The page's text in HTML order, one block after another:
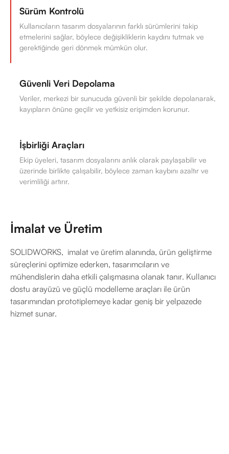
Sürüm Kontrolü
Kullanıcıların tasarım dosyalarının farklı sürümlerini takip
etmelerini sağlar, böylece değişikliklerin kaydını tutmak ve
gerektiğinde geri dönmek mümkün olur.
Güvenli Veri Depolama
Veriler, merkezi bir sunucuda güvenli bir şekilde depolanarak,
kayıpların önüne geçilir ve yetkisiz erişimden korunur.
İşbirliği Araçları
Ekip üyeleri, tasarım dosyalarını anlık olarak paylaşabilir ve
üzerinde birlikte çalışabilir, böylece zaman kaybını azaltır ve
verimliliği artırır.
İmalat ve Üretim
SOLIDWORKS, imalat ve üretim alanında, ürün geliştirme
süreçlerini optimize ederken, tasarımcıların ve
mühendislerin daha etkili çalışmasına olanak tanır. Kullanıcı
dostu arayüzü ve güçlü modelleme araçları ile ürün
tasarımından prototiplemeye kadar geniş bir yelpazede
hizmet sunar.